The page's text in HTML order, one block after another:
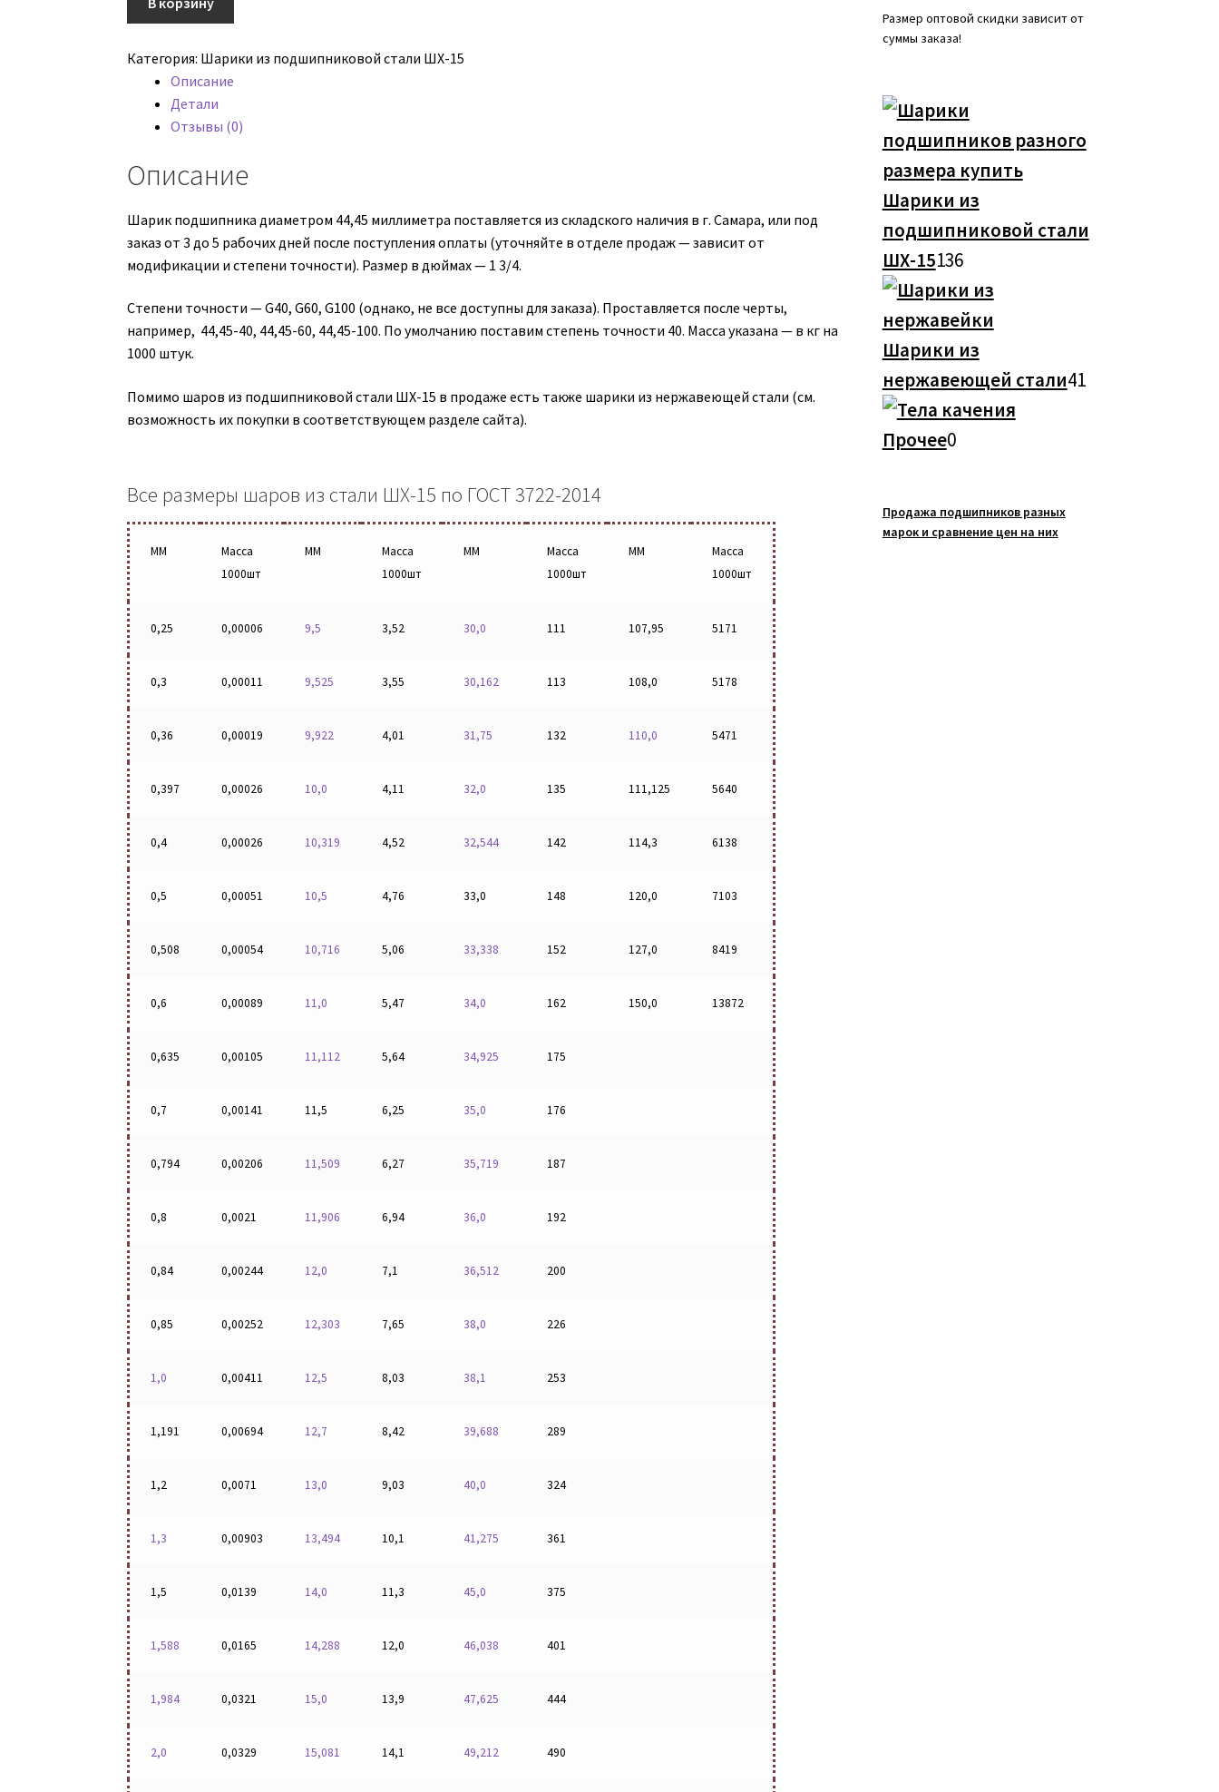
металлический
ШХ-15
размер
44,45
Категория: Шарики из подшипниковой стали ШХ-15
Описание
Детали
Отзывы (0)
Описание
Шарик подшипника диаметром 44,45 миллиметра поставляется из складского наличия в г. Самара, или под
заказ от 3 до 5 рабочих дней после поступления оплаты (уточняйте в отделе продаж — зависит от
модификации и степени точности). Размер в дюймах — 1 3/4.
Степени точности — G40, G60, G100 (однако, не все доступны для заказа). Проставляется после черты,
например, 44,45-40, 44,45-60, 44,45-100. По умолчанию поставим степень точности 40. Масса указана — в кг на
1000 штук.
Помимо шаров из подшипниковой стали ШХ-15 в продаже есть также шарики из нержавеющей стали (см.
возможность их покупки в соответствующем разделе сайта).
Все размеры шаров из стали ШХ-15 по ГОСТ 3722-2014
ММ
Масса
1000шт
ММ
Масса
1000шт
ММ
Масса
1000шт
ММ
Масса
1000шт
0,25 0,00006 9,5 3,52 30,0 111 107,95 5171
0,3 0,00011 9,525 3,55 30,162 113 108,0 5178
0,36 0,00019 9,922 4,01 31,75 132 110,0 5471
0,397 0,00026 10,0 4,11 32,0 135 111,125 5640
0,4 0,00026 10,319 4,52 32,544 142 114,3 6138
0,5 0,00051 10,5 4,76 33,0 148 120,0 7103
0,508 0,00054 10,716 5,06 33,338 152 127,0 8419
0,6 0,00089 11,0 5,47 34,0 162 150,0 13872
0,635 0,00105 11,112 5,64 34,925 175
0,7 0,00141 11,5 6,25 35,0 176
0,794 0,00206 11,509 6,27 35,719 187
0,8 0,0021 11,906 6,94 36,0 192
0,84 0,00244 12,0 7,1 36,512 200
0,85 0,00252 12,303 7,65 38,0 226
1,0 0,00411 12,5 8,03 38,1 253
1,191 0,00694 12,7 8,42 39,688 289
1,2 0,0071 13,0 9,03 40,0 324
1,3 0,00903 13,494 10,1 41,275 361
1,5 0,0139 14,0 11,3 45,0 375
1,588 0,0165 14,288 12,0 46,038 401
1,984 0,0321 15,0 13,9 47,625 444
2,0 0,0329 15,081 14,1 49,212 490
Размер оптовой скидки зависит от
суммы заказа!
Шарики из
подшипниковой стали
ШХ-15136136
товаров
Шарики из
нержавеющей стали4141
Прочее00
Продажа подшипников разных
марок и сравнение цен на них